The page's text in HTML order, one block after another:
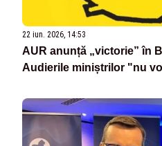
22 iun. 2026, 14:53
AUR anunță „victorie” în
Audierile miniștrilor "nu